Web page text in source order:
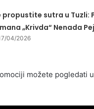
propustite sutra u Tuzli:
„Krivda“ Nenada
04/2026
možete pogledati